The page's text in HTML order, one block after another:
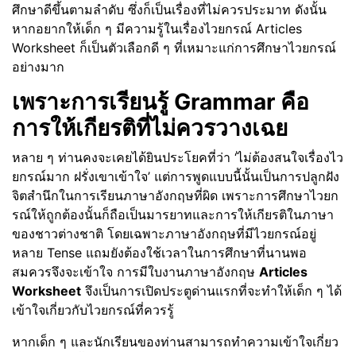
ศึกษาดีขึ้นตามลำดับ ซึ่งก็เป็นเรื่องที่ไม่ควรประมาท ดังนั้น
หากอยากให้เด็ก ๆ มีความรู้ในเรื่องไวยกรณ์ Articles
Worksheet ก็เป็นตัวเลือกดี ๆ ที่เหมาะแก่การศึกษาไวยกรณ์
อย่างมาก
เพราะการเรียนรู้ Grammar คือ
การให้เกียรติที่ไม่ควรวางเฉย
หลาย ๆ ท่านคงจะเคยได้ยินประโยคที่ว่า ‘ไม่ต้องสนใจเรื่องไว
ยกรณ์มาก ฝรั่งเขาเข้าใจ’ แต่การพูดแบบนี้นั้นเป็นการปลูกฝัง
จิตสำนึกในการเรียนภาษาอังกฤษที่ผิด เพราะการศึกษาไวยก
รณ์ให้ถูกต้องนั้นก็ถือเป็นมารยาทและการให้เกียรติในภาษา
ของชาวต่างชาติ โดยเฉพาะภาษาอังกฤษที่มีไวยกรณ์อยู่
หลาย Tense แถมยังต้องใช้เวลาในการศึกษาที่นานพอ
สมควรจึงจะเข้าใจ การมีใบงานภาษาอังกฤษ Articles
Worksheet จึงเป็นการเปิดประตูด่านแรกที่จะทำให้เด็ก ๆ ได้
เข้าใจเกี่ยวกับไวยกรณ์ที่ควรรู้
หากเด็ก ๆ และนักเรียนของท่านสามารถทำความเข้าใจเกี่ยว